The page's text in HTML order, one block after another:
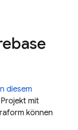
diesem
mit
können